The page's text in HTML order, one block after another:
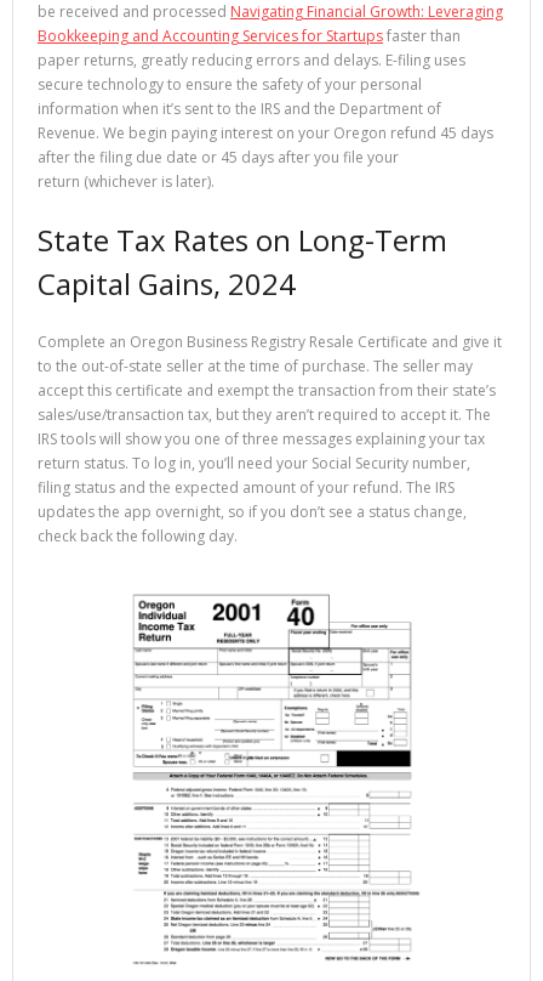
be received and processed Navigating Financial Growth: Leveraging
Bookkeeping and Accounting Services for Startupsfaster than
paper returns, greatly reducing errors and delays. E-filing uses
secure technology to ensure the safety of your personal
information when it’s sent to the IRS and the Department of
Revenue. ​We begin paying interest on your Oregon refund 45 days
after the filing due date or 45 days after you file your
return (whichever is later).
State Tax Rates on Long-Term
Capital Gains, 2024
Complete an Oregon Business Registry Resale Certificate​ and give it
to the out-of-state seller at the time of purchase. The seller may
accept this certificate and exempt the transaction from their state’s
sales/use/transaction tax, but they aren’t required to accept it. The
IRS tools will show you one of three messages explaining your tax
return status. To log in, you’ll need your Social Security number,
filing status and the expected amount of your refund. The IRS
updates the app overnight, so if you don’t see a status change,
check back the following day.